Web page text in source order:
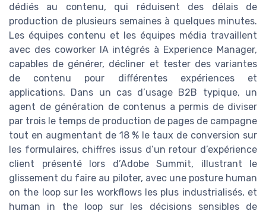
dédiés au contenu, qui réduisent des délais de
production de plusieurs semaines à quelques minutes.
Les équipes contenu et les équipes média travaillent
avec des coworker IA intégrés à Experience Manager,
capables de générer, décliner et tester des variantes
de contenu pour différentes expériences et
applications. Dans un cas d’usage B2B typique, un
agent de génération de contenus a permis de diviser
par trois le temps de production de pages de campagne
tout en augmentant de 18 % le taux de conversion sur
les formulaires, chiffres issus d’un retour d’expérience
client présenté lors d’Adobe Summit, illustrant le
glissement du faire au piloter, avec une posture human
on the loop sur les workflows les plus industrialisés, et
human in the loop sur les décisions sensibles de